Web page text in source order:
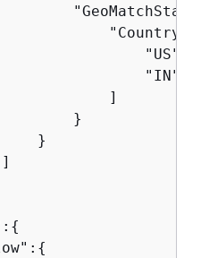
"US",
"IN"
]
}
}
{
{